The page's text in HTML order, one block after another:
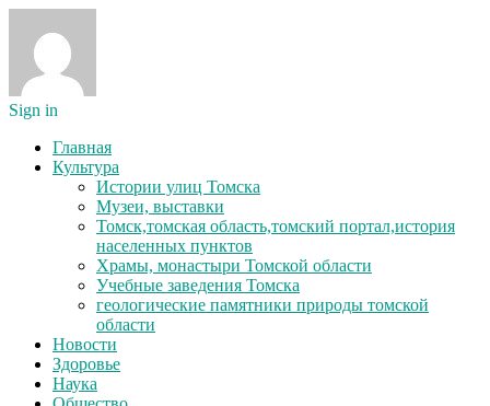
Sign in
Главная
Культура
Истории улиц Томска
Музеи, выставки
Томск,томская область,томский портал,история
населенных пунктов
Храмы, монастыри Томской области
Учебные заведения Томска
геологические памятники природы томской
области
Новости
Здоровье
Наука